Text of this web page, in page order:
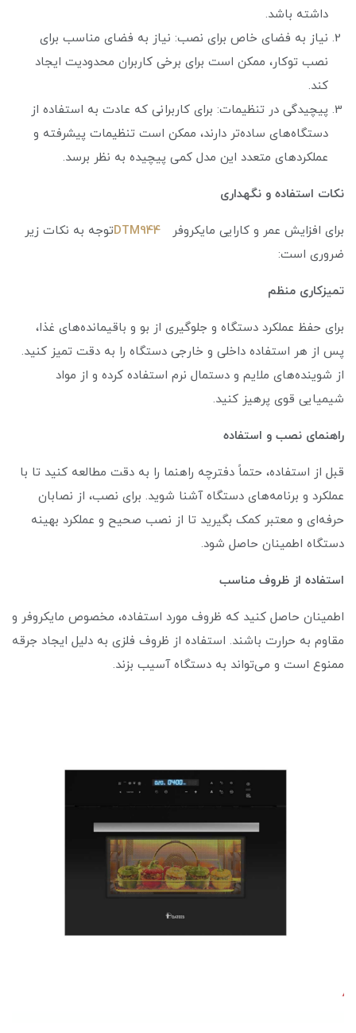
داشته باشد.
نیاز به فضای خاص برای نصب: نیاز به فضای مناسب برای
نصب توکار، ممکن است برای برخی کاربران محدودیت ایجاد
کند.
پیچیدگی در تنظیمات: برای کاربرانی که عادت به استفاده از
دستگاه‌های ساده‌تر دارند، ممکن است تنظیمات پیشرفته و
عملکردهای متعدد این مدل کمی پیچیده به نظر برسد.
نکات استفاده و نگهداری
برای افزایش عمر و کارایی مایکروفر DTM944توجه به نکات زیر
ضروری است:
تمیزکاری منظم
برای حفظ عملکرد دستگاه و جلوگیری از بو و باقیمانده‌های غذا،
پس از هر استفاده داخلی و خارجی دستگاه را به دقت تمیز کنید.
از شوینده‌های ملایم و دستمال نرم استفاده کرده و از مواد
شیمیایی قوی پرهیز کنید.
راهنمای نصب و استفاده
قبل از استفاده، حتماً دفترچه راهنما را به دقت مطالعه کنید تا با
عملکرد و برنامه‌های دستگاه آشنا شوید. برای نصب، از نصابان
حرفه‌ای و معتبر کمک بگیرید تا از نصب صحیح و عملکرد بهینه
دستگاه اطمینان حاصل شود.
استفاده از ظروف مناسب
اطمینان حاصل کنید که ظروف مورد استفاده، مخصوص مایکروفر و
مقاوم به حرارت باشند. استفاده از ظروف فلزی به دلیل ایجاد جرقه
ممنوع است و می‌تواند به دستگاه آسیب بزند.